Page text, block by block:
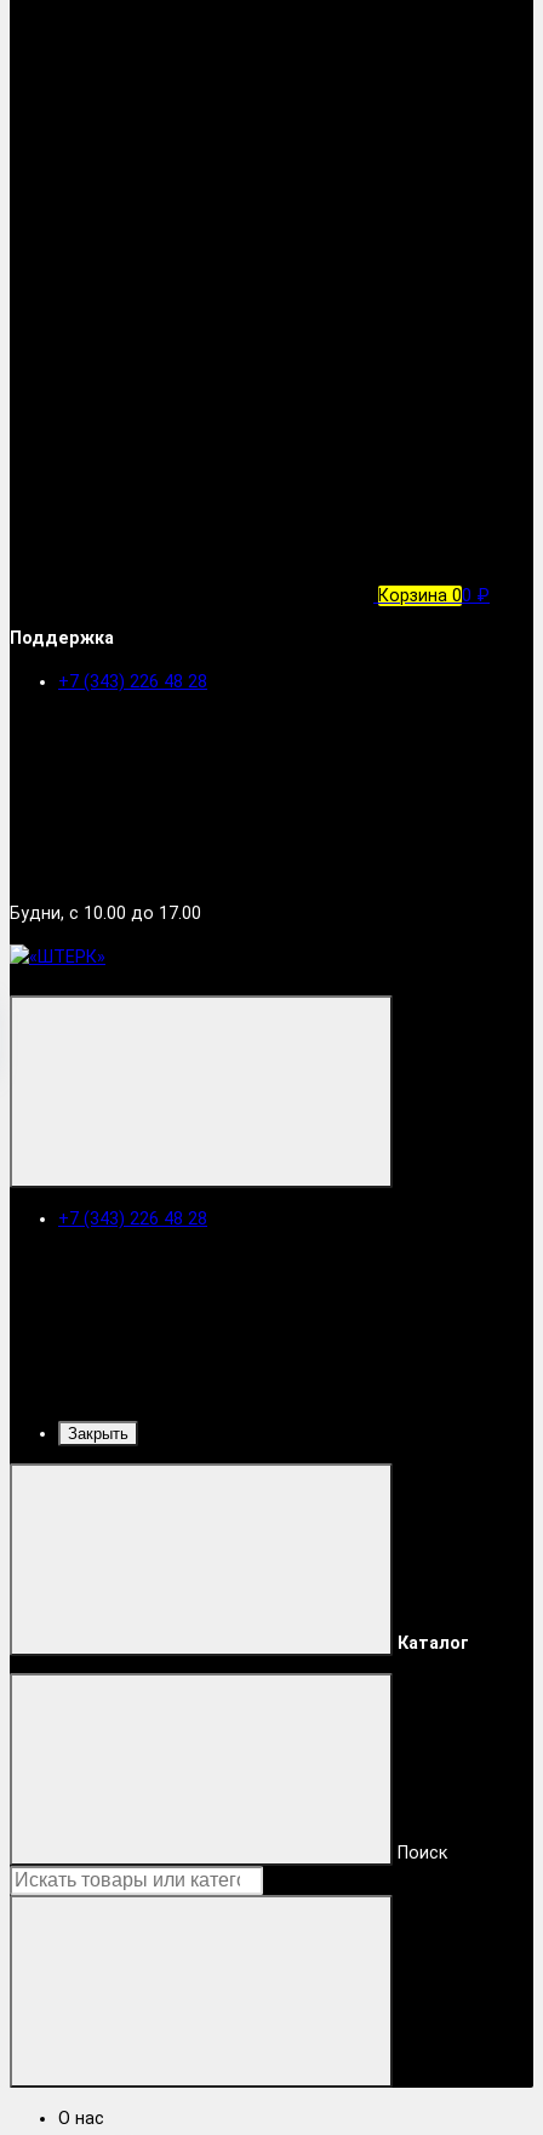
Корзина 00 ₽
Поддержка
+7 (343) 226 48 28
Будни, с 10.00 до 17.00
+7 (343) 226 48 28
Закрыть
Каталог
Поиск
О нас